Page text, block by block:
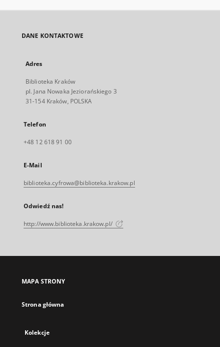
DANE KONTAKTOWE
Adres
Biblioteka Kraków
pl. Jana Nowaka Jeziorańskiego 3
31-154 Kraków, POLSKA
Telefon
+48 12 618 91 00
E-Mail
biblioteka.cyfrowa@biblioteka.krakow.pl
Odwiedź nas!
http://www.biblioteka.krakow.pl/
MAPA STRONY
Strona główna
Kolekcje